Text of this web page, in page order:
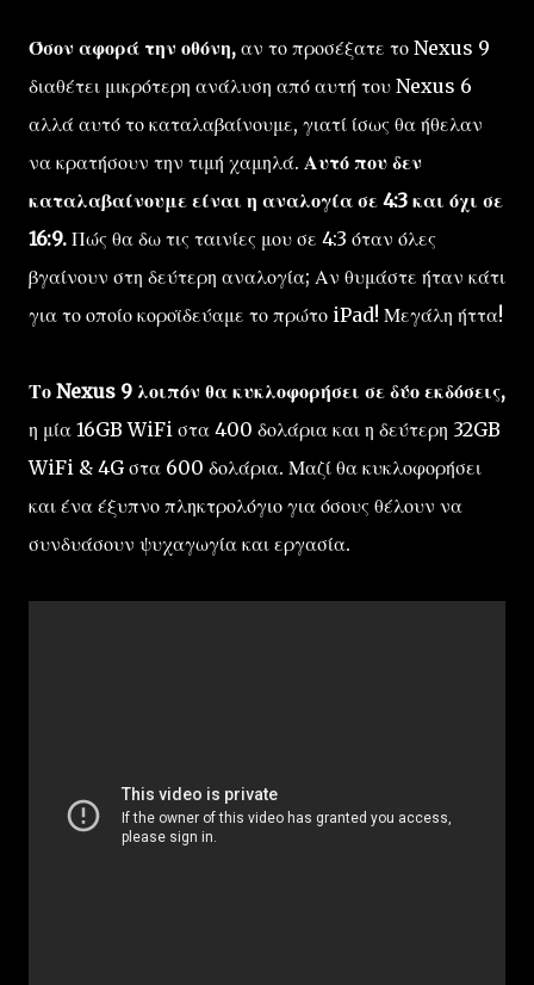
Όσον αφορά την οθόνη, αν το προσέξατε το Nexus 9
διαθέτει μικρότερη ανάλυση από αυτή του Nexus 6
αλλά αυτό το καταλαβαίνουμε, γιατί ίσως θα ήθελαν
να κρατήσουν την τιμή χαμηλά. Αυτό που δεν
καταλαβαίνουμε είναι η αναλογία σε 4:3 και όχι σε
16:9. Πώς θα δω τις ταινίες μου σε 4:3 όταν όλες
βγαίνουν στη δεύτερη αναλογία; Αν θυμάστε ήταν κάτι
για το οποίο κοροϊδεύαμε το πρώτο iPad! Μεγάλη ήττα!
Το Nexus 9 λοιπόν θα κυκλοφορήσει σε δύο εκδόσεις,
η μία 16GB WiFi στα 400 δολάρια και η δεύτερη 32GB
WiFi & 4G στα 600 δολάρια. Μαζί θα κυκλοφορήσει
και ένα έξυπνο πληκτρολόγιο για όσους θέλουν να
συνδυάσουν ψυχαγωγία και εργασία.